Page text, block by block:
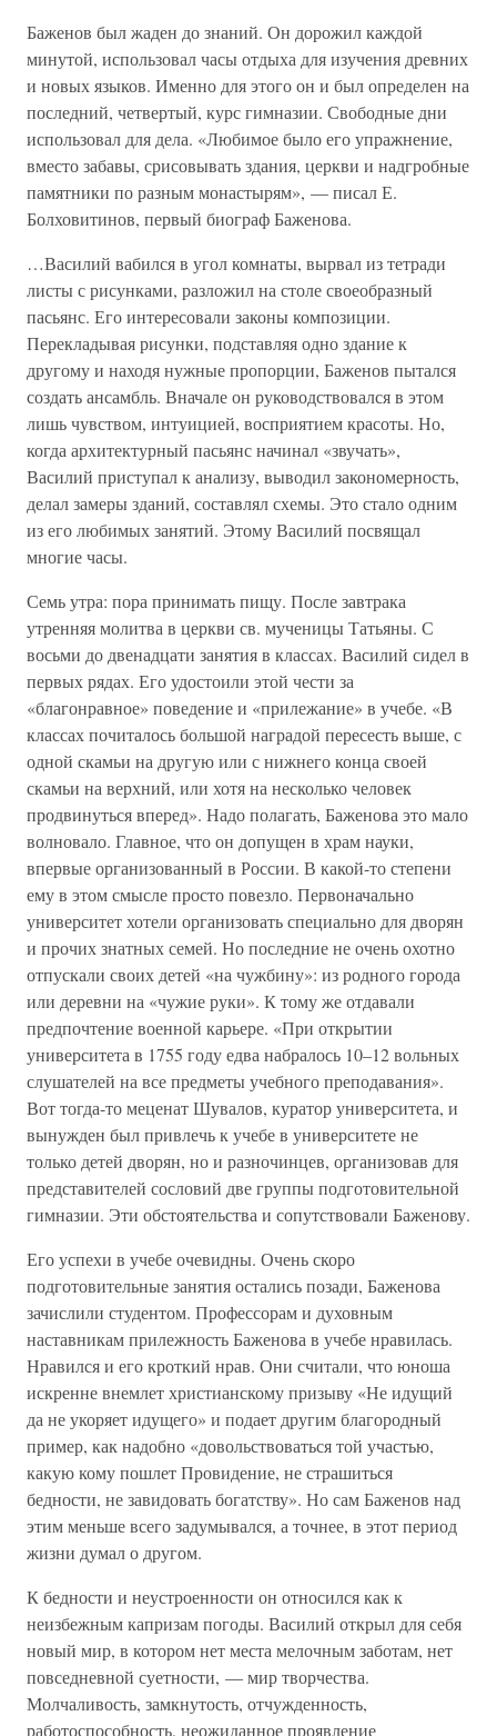
Баженов был жаден до знаний. Он дорожил каждой
минутой, использовал часы отдыха для изучения древних
и новых языков. Именно для этого он и был определен на
последний, четвертый, курс гимназии. Свободные дни
использовал для дела. «Любимое было его упражнение,
вместо забавы, срисовывать здания, церкви и надгробные
памятники по разным монастырям», — писал Е.
Болховитинов, первый биограф Баженова.
…Василий вабился в угол комнаты, вырвал из тетради
листы с рисунками, разложил на столе своеобразный
пасьянс. Его интересовали законы композиции.
Перекладывая рисунки, подставляя одно здание к
другому и находя нужные пропорции, Баженов пытался
создать ансамбль. Вначале он руководствовался в этом
лишь чувством, интуицией, восприятием красоты. Но,
когда архитектурный пасьянс начинал «звучать»,
Василий приступал к анализу, выводил закономерность,
делал замеры зданий, составлял схемы. Это стало одним
из его любимых занятий. Этому Василий посвящал
многие часы.
Семь утра: пора принимать пищу. После завтрака
утренняя молитва в церкви св. мученицы Татьяны. С
восьми до двенадцати занятия в классах. Василий сидел в
первых рядах. Его удостоили этой чести за
«благонравное» поведение и «прилежание» в учебе. «В
классах почиталось большой наградой пересесть выше, с
одной скамьи на другую или с нижнего конца своей
скамьи на верхний, или хотя на несколько человек
продвинуться вперед». Надо полагать, Баженова это мало
волновало. Главное, что он допущен в храм науки,
впервые организованный в России. В какой-то степени
ему в этом смысле просто повезло. Первоначально
университет хотели организовать специально для дворян
и прочих знатных семей. Но последние не очень охотно
отпускали своих детей «на чужбину»: из родного города
или деревни на «чужие руки». К тому же отдавали
предпочтение военной карьере. «При открытии
университета в 1755 году едва набралось 10–12 вольных
слушателей на все предметы учебного преподавания».
Вот тогда-то меценат Шувалов, куратор университета, и
вынужден был привлечь к учебе в университете не
только детей дворян, но и разночинцев, организовав для
представителей сословий две группы подготовительной
гимназии. Эти обстоятельства и сопутствовали Баженову.
Его успехи в учебе очевидны. Очень скоро
подготовительные занятия остались позади, Баженова
зачислили студентом. Профессорам и духовным
наставникам прилежность Баженова в учебе нравилась.
Нравился и его кроткий нрав. Они считали, что юноша
искренне внемлет христианскому призыву «Не идущий
да не укоряет идущего» и подает другим благородный
пример, как надобно «довольствоваться той участью,
какую кому пошлет Провидение, не страшиться
бедности, не завидовать богатству». Но сам Баженов над
этим меньше всего задумывался, а точнее, в этот период
жизни думал о другом.
К бедности и неустроенности он относился как к
неизбежным капризам погоды. Василий открыл для себя
новый мир, в котором нет места мелочным заботам, нет
повседневной суетности, — мир творчества.
Молчаливость, замкнутость, отчужденность,
работоспособность, неожиданное проявление